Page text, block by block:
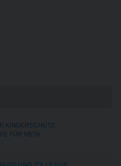
KINDERSCHUTZ:
FÜR META